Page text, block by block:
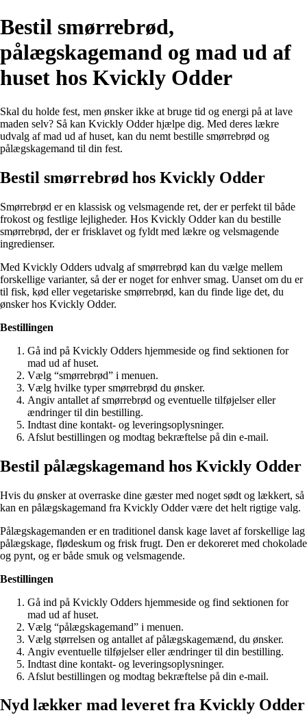
Bestil smørrebrød,
pålægskagemand og mad ud af
huset hos Kvickly Odder
Skal du holde fest, men ønsker ikke at bruge tid og energi på at lave
maden selv? Så kan Kvickly Odder hjælpe dig. Med deres lækre
udvalg af mad ud af huset, kan du nemt bestille smørrebrød og
pålægskagemand til din fest.
Bestil smørrebrød hos Kvickly Odder
Smørrebrød er en klassisk og velsmagende ret, der er perfekt til både
frokost og festlige lejligheder. Hos Kvickly Odder kan du bestille
smørrebrød, der er frisklavet og fyldt med lækre og velsmagende
ingredienser.
Med Kvickly Odders udvalg af smørrebrød kan du vælge mellem
forskellige varianter, så der er noget for enhver smag. Uanset om du er
til fisk, kød eller vegetariske smørrebrød, kan du finde lige det, du
ønsker hos Kvickly Odder.
Bestillingen
Gå ind på Kvickly Odders hjemmeside og find sektionen for
mad ud af huset.
Vælg “smørrebrød” i menuen.
Vælg hvilke typer smørrebrød du ønsker.
Angiv antallet af smørrebrød og eventuelle tilføjelser eller
ændringer til din bestilling.
Indtast dine kontakt- og leveringsoplysninger.
Afslut bestillingen og modtag bekræftelse på din e-mail.
Bestil pålægskagemand hos Kvickly Odder
Hvis du ønsker at overraske dine gæster med noget sødt og lækkert, så
kan en pålægskagemand fra Kvickly Odder være det helt rigtige valg.
Pålægskagemanden er en traditionel dansk kage lavet af forskellige lag
pålægskage, flødeskum og frisk frugt. Den er dekoreret med chokolade
og pynt, og er både smuk og velsmagende.
Bestillingen
Gå ind på Kvickly Odders hjemmeside og find sektionen for
mad ud af huset.
Vælg “pålægskagemand” i menuen.
Vælg størrelsen og antallet af pålægskagemænd, du ønsker.
Angiv eventuelle tilføjelser eller ændringer til din bestilling.
Indtast dine kontakt- og leveringsoplysninger.
Afslut bestillingen og modtag bekræftelse på din e-mail.
Nyd lækker mad leveret fra Kvickly Odder